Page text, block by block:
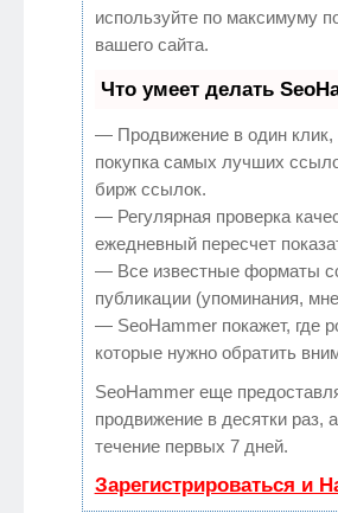
используйте по максимуму
вашего сайта.
Что умеет делать
— Продвижение в один клик,
покупка самых лучших
бирж ссылок.
— Регулярная проверка
ежедневный пересчет
— Все известные форматы
публикации (упоминания,
— SeoHammer покажет, где
которые нужно обратить
SeoHammer еще
продвижение в десятки раз,
течение первых 7 дней.
Зарегистрироваться и